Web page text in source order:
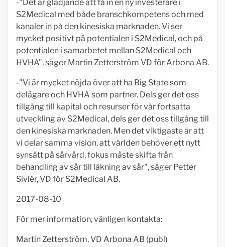
-"Det är glädjande att få in en ny investerare i
S2Medical med både branschkompetens och med
kanaler in på den kinesiska marknaden. Vi ser
mycket positivt på potentialen i S2Medical, och på
potentialen i samarbetet mellan S2Medical och
HVHA", säger Martin Zetterström VD för Arbona AB.
-"Vi är mycket nöjda över att ha Big State som
delägare och HVHA som partner. Dels ger det oss
tillgång till kapital och resurser för vår fortsatta
utveckling av S2Medical, dels ger det oss tillgång till
den kinesiska marknaden. Men det viktigaste är att
vi delar samma vision, att världen behöver ett nytt
synsätt på sårvård, fokus måste skifta från
behandling av sår till läkning av sår", säger Petter
Sivlér, VD för S2Medical AB.
2017-08-10
För mer information, vänligen kontakta:
Martin Zetterström, VD Arbona AB (publ)